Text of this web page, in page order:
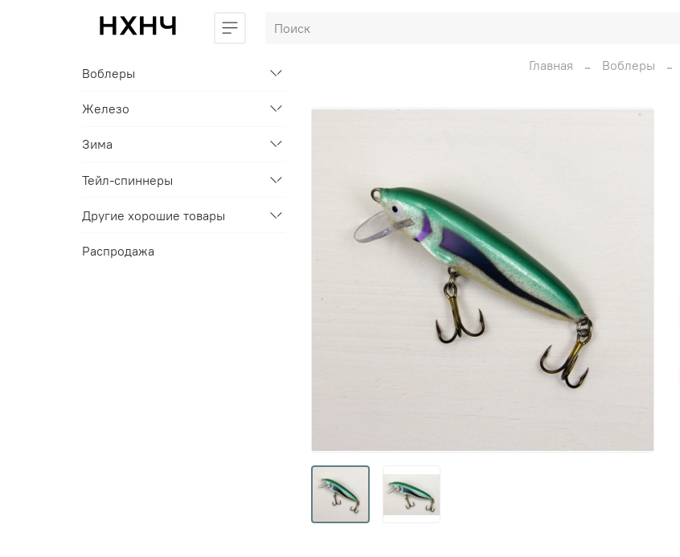
Главная
Воблеры
Воблеры
Железо
Зима
Тейл-спиннеры
Другие хорошие товары
Распродажа